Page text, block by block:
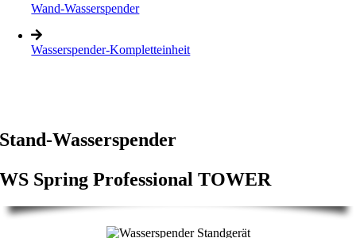
Wand-Wasserspender
Wasserspender-Kompletteinheit
Stand-Wasserspender
WS Spring Professional TOWER